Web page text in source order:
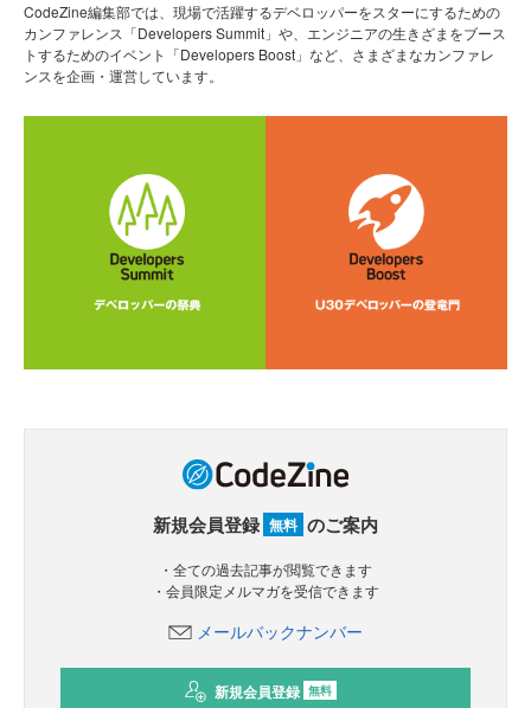
CodeZine編集部では、現場で活躍するデベロッパーをスターにするための
カンファレンス「Developers Summit」や、エンジニアの生きざまをブース
トするためのイベント「Developers Boost」など、さまざまなカンファレ
ンスを企画・運営しています。
新規会員登録 無料 のご案内
・全ての過去記事が閲覧できます
・会員限定メルマガを受信できます
メールバックナンバー
新規会員登録 無料